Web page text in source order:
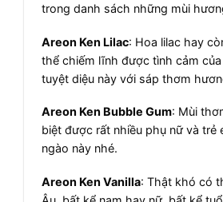
trong danh sách những mùi
Areon Ken Lilac: Hoa lilac hay
thể chiếm lĩnh được tình cảm
tuyệt diệu này với sáp thơm
Areon Ken Bubble Gum: Mùi
biệt được rất nhiều phụ nữ và
ngào này nhé.
Areon Ken Vanilla: Thật khó có